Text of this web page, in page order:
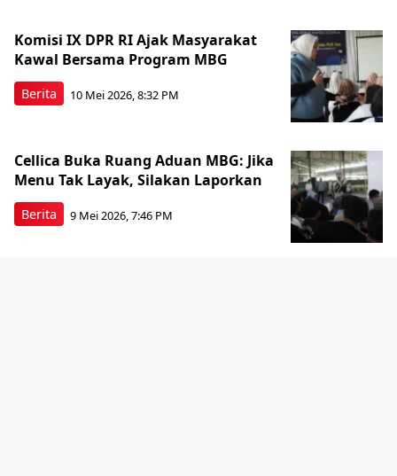
Berita
Komisi IX DPR RI Ajak Masyarakat
Kawal Bersama Program MBG
10 Mei 2026, 8:32 PM
Berita
Cellica Buka Ruang Aduan MBG: Jika
Menu Tak Layak, Silakan Laporkan
9 Mei 2026, 7:46 PM